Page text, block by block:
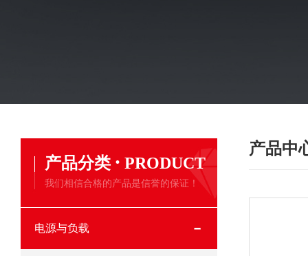
产品分类 · PRODUCT
我们相信合格的产品是信誉的保证！
电源与负载
产品中